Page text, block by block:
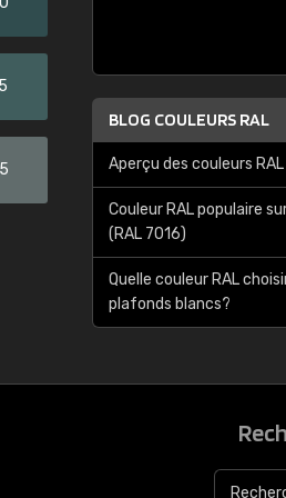
BLOG COULEURS RAL
Aperçu des couleurs
Couleur RAL populaire
(RAL 7016)
Quelle couleur RAL
plafonds blancs?